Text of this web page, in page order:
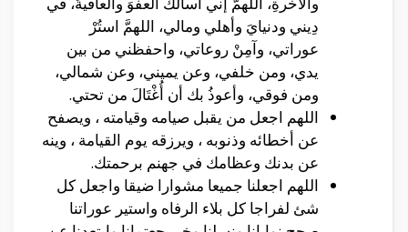
دِيني ودنيايَ وأهلي ومالي، اللهمَّ استُرْ
عوراتي، وآمِنْ روعاتي، واحفظني من بين
يدي، ومن خلفي، وعن يميني، وعن شمالي،
ومن فوقي، وأعوذُ بك أن أُغْتَالَ من تحتي.
اللهم اجعل من يقبل صيامه وقيامته ، ويصفح
عن أخطائه وذنوبه ، ويرزقه يوم القيامة ، وينه
عن بدنك وعظامك في جهنم برحمتك.
اللهم اجعلنا جميعا مشوارا ضيقا واجعل كل
شئ لفراجا كل بلاء الرفاه واستير عوراتنا